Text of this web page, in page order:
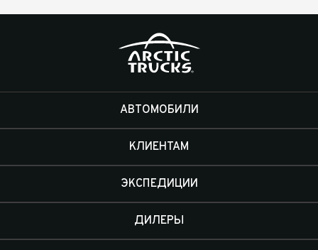
АВТОМОБИЛИ
КЛИЕНТАМ
ЭКСПЕДИЦИИ
ДИЛЕРЫ